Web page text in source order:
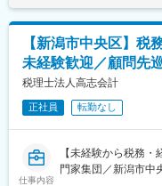
◇新潟では珍しい人
「ベンチャーで自分
心がある人」にはピ
回あり、成果に合わ
◇アルビレックス新
て、試合観戦はもち
■企業の本当の価値
コーチングを用いた
値・ありたい姿を考
す。
■経営課題解決に向け
コンサルタント兼フ
ための研修やワー
ます。
通じて上下する可能
表記です。
【新潟市中央区】
未経験歓迎／顧問先
税理士法人高志会計
正社員 転勤なし
仕事内容
【未経験から税務
門家集団／新潟市中